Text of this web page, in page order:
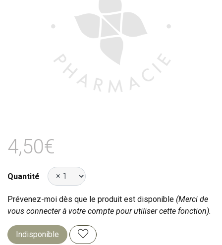
4,50€
Quantité
Prévenez-moi dès que le produit est disponible (Merci de
vous connecter à votre compte pour utiliser cette fonction).
Indisponible